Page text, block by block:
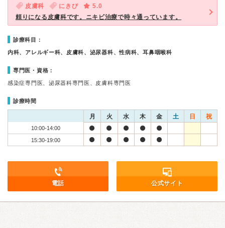
皮膚科 にきび
5.0
頼りになる皮膚科です。ニキビ治療で時々通っています。
診療科目：
内科、アレルギー科、皮膚科、泌尿器科、性病科、耳鼻咽喉科
専門医・資格：
感染症専門医、泌尿器科専門医、皮膚科専門医
診療時間
月 火 水 木 金 土 日 祝
10:00-14:00
15:30-19:00
電話 公式サイト